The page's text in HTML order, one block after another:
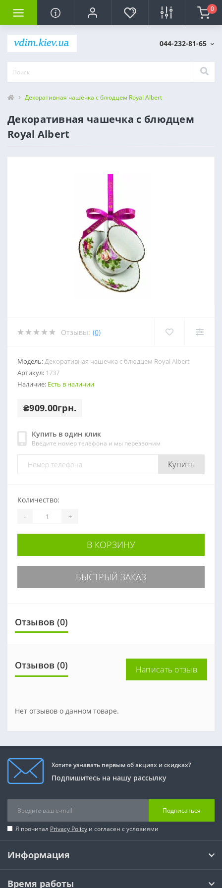
0
044-232-81-65
Декоративная чашечка с блюдцем Royal Albert
Декоративная чашечка с блюдцем
Royal Albert
Отзывы: (0)
Модель:Декоративная чашечка с блюдцем Royal Albert
Артикул: 1737
Наличие: Есть в наличии
₴909.00грн.
Купить в один клик
Введите номер телефона и мы перезвоним
Купить
Количество:
- +
В КОРЗИНУ
БЫСТРЫЙ ЗАКАЗ
Отзывов (0)
Отзывов (0) Написать отзыв
Нет отзывов о данном товаре.
Хотите узнавать первым об акциях и скидках?
Подпишитесь на нашу рассылку
Подписаться
Я прочитал Privacy Policy и согласен с условиями
Информация
Время работы